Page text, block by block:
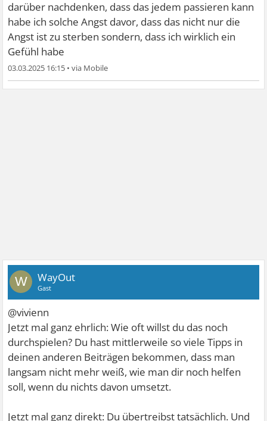
darüber nachdenken, dass das jedem passieren kann
habe ich solche Angst davor, dass das nicht nur die
Angst ist zu sterben sondern, dass ich wirklich ein
Gefühl habe
03.03.2025 16:15 •
W WayOut
Gast
@vivienn
Jetzt mal ganz ehrlich: Wie oft willst du das noch
durchspielen? Du hast mittlerweile so viele Tipps in
deinen anderen Beiträgen bekommen, dass man
langsam nicht mehr weiß, wie man dir noch helfen
soll, wenn du nichts davon umsetzt.
Jetzt mal ganz direkt: Du übertreibst tatsächlich. Und